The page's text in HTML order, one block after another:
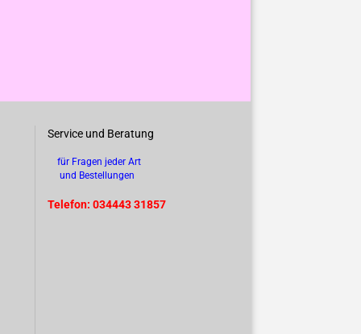
Service und Beratung
für Fragen jeder Art
und Bestellungen
Telefon: 034443 31857